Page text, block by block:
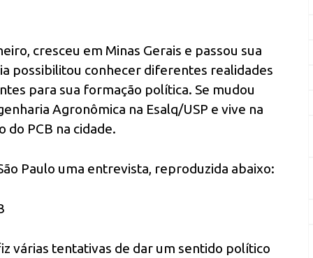
cresceu em Minas Gerais e passou sua
possibilitou conhecer diferentes realidades
para sua formação política. Se mudou
Agronômica na Esalq/USP e vive na
do PCB na cidade.
Paulo uma entrevista, reproduzida abaixo:
várias tentativas de dar um sentido político